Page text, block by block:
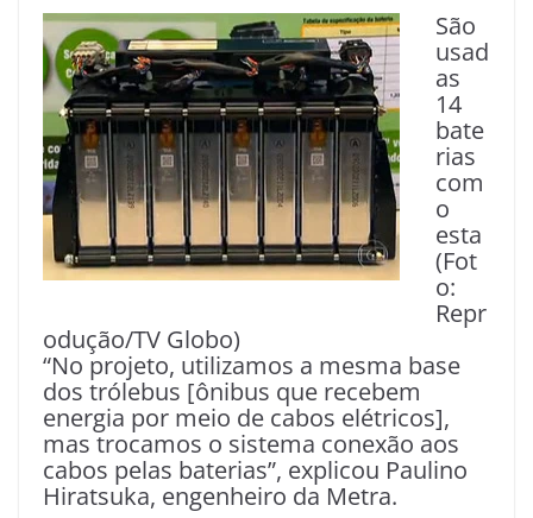
São
usad
as
14
bate
rias
com
o
esta
(Fot
o:
Repr
odução/TV Globo)
“No projeto, utilizamos a mesma base
dos trólebus [ônibus que recebem
energia por meio de cabos elétricos],
mas trocamos o sistema conexão aos
cabos pelas baterias”, explicou Paulino
Hiratsuka, engenheiro da Metra.